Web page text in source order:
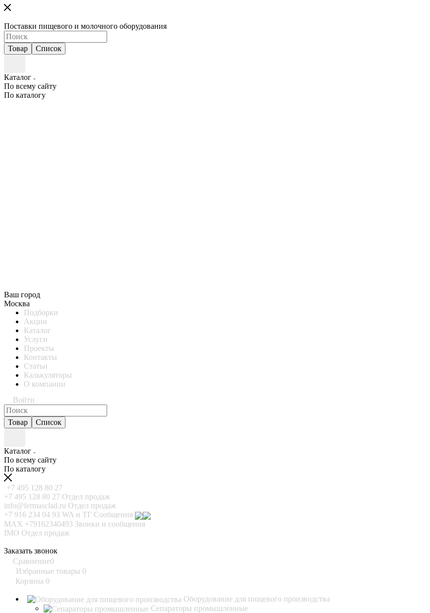
Поставки пищевого и молочного оборудования
Товар Список
Каталог
По всему сайту
По каталогу
Ваш город
Москва
Подборки
Акции
Каталог
Услуги
Проекты
Контакты
Статьи
Калькуляторы
О компании
Войти
Товар Список
Каталог
По всему сайту
По каталогу
+7 495 128 80 27
+7 495 128 80 27 Отдел продаж
info@fermasclad.ru Отдел продаж
+7 916 234 04 93 WA и ТГ Сообщения
MAX +79162340493 Звонки и сообщения
IMO Отдел продаж
Заказать звонок
Сравнение0
Избранные товары 0
Корзина 0
Оборудование для пищевого производства
Сепараторы промышленные